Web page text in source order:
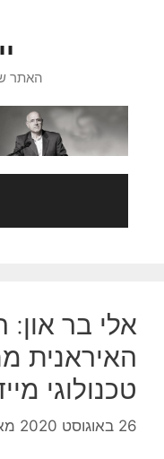
האתר
אלי בר
האיראנית
טכנולוגי
26 באוגוסט 2020